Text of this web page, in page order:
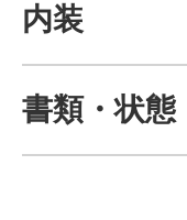
内装
書類・状態